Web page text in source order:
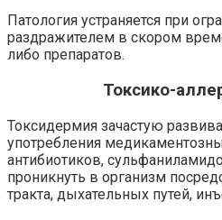
Патология устраняется при
раздражителем в скором
либо препаратов.
Токсико-
Токсидермия зачастую
употребления
антибиотиков,
проникнуть в организм
тракта, дыхательных путей,